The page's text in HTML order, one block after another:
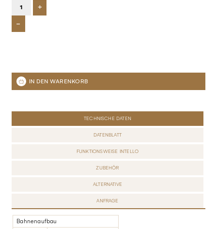
+
-
TECHNISCHE DATEN
DATENBLATT
FUNKTIONSWEISE INTELLO
ZUBEHÖR
ALTERNATIVE
ANFRAGE
Bahnenaufbau